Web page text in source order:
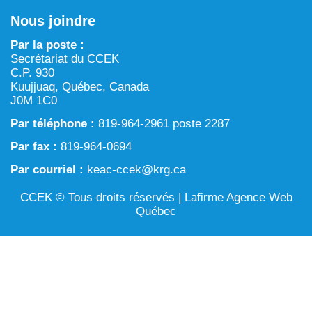
ARTIN : Aménagement du territoire/région marine et
procédure d’examen des projets
Processus prévu à la Loi sur l’évaluation d’impact
Activités d’exploitation et d’exploration minières
Eau
Aménagement et gestion du territoire
Conservation et biodiversité
Nous joindre
Par la poste :
Secrétariat du CCEK
C.P. 930
Kuujjuaq, Québec, Canada
J0M 1C0
Par téléphone : 819-964-2961 poste 2287
Par fax : 819-964-0694
Par courriel : keac-ccek@krg.ca
CCEK © Tous droits réservés | Lafirme Agence Web
Québec